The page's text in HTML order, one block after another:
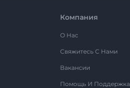
Компания
О Нас
Свяжитесь С Нами
Вакансии
Помощь И Поддержка